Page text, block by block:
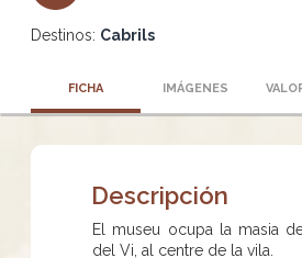
Destinos: Cabrils
FICHA IMÁGENES
Descripción
El museu ocupa la masia
del Vi, al centre de la vila.